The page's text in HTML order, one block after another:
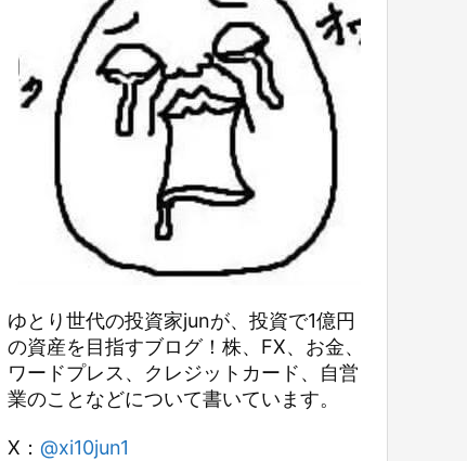
ゆとり世代の投資家junが、投資で1億円
の資産を目指すブログ！株、FX、お金、
ワードプレス、クレジットカード、自営
業のことなどについて書いています。
X： @xi10jun1